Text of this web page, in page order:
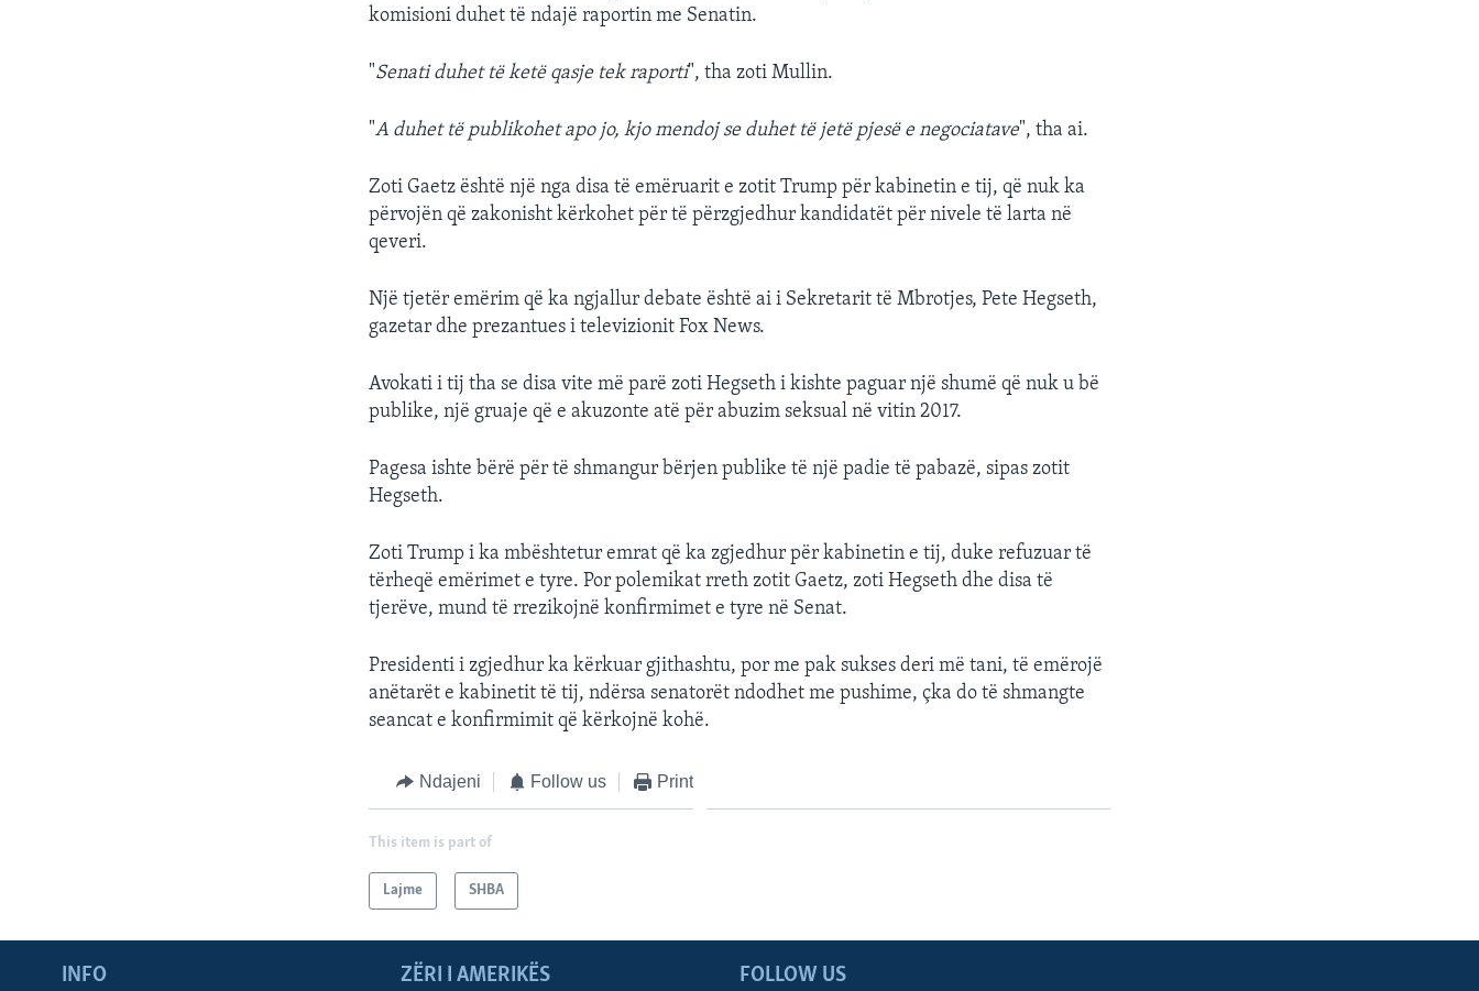
komisioni duhet të ndajë raportin me Senatin.
"Senati duhet të ketë qasje tek raporti", tha zoti Mullin.
"A duhet të publikohet apo jo, kjo mendoj se duhet të jetë pjesë e negociatave", tha ai.
Zoti Gaetz është një nga disa të emëruarit e zotit Trump për kabinetin e tij, që nuk ka
përvojën që zakonisht kërkohet për të përzgjedhur kandidatët për nivele të larta në
qeveri.
Një tjetër emërim që ka ngjallur debate është ai i Sekretarit të Mbrotjes, Pete Hegseth,
gazetar dhe prezantues i televizionit Fox News.
Avokati i tij tha se disa vite më parë zoti Hegseth i kishte paguar një shumë që nuk u bë
publike, një gruaje që e akuzonte atë për abuzim seksual në vitin 2017.
Pagesa ishte bërë për të shmangur bërjen publike të një padie të pabazë, sipas zotit
Hegseth.
Zoti Trump i ka mbështetur emrat që ka zgjedhur për kabinetin e tij, duke refuzuar të
tërheqë emërimet e tyre. Por polemikat rreth zotit Gaetz, zoti Hegseth dhe disa të
tjerëve, mund të rrezikojnë konfirmimet e tyre në Senat.
Presidenti i zgjedhur ka kërkuar gjithashtu, por me pak sukses deri më tani, të emërojë
anëtarët e kabinetit të tij, ndërsa senatorët ndodhet me pushime, çka do të shmangte
seancat e konfirmimit që kërkojnë kohë.
Ndajeni Follow us Print
This item is part of
Lajme SHBA
FOLLOW US
INFO ZËRI I AMERIKËS